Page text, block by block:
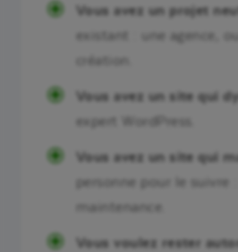
Vous avez un projet
existant : une agence,
création.
Vous avez un site qui
expert WordPress.
Vous avez un site qui
personne pour le suivre
maintenance.
Vous voulez rester